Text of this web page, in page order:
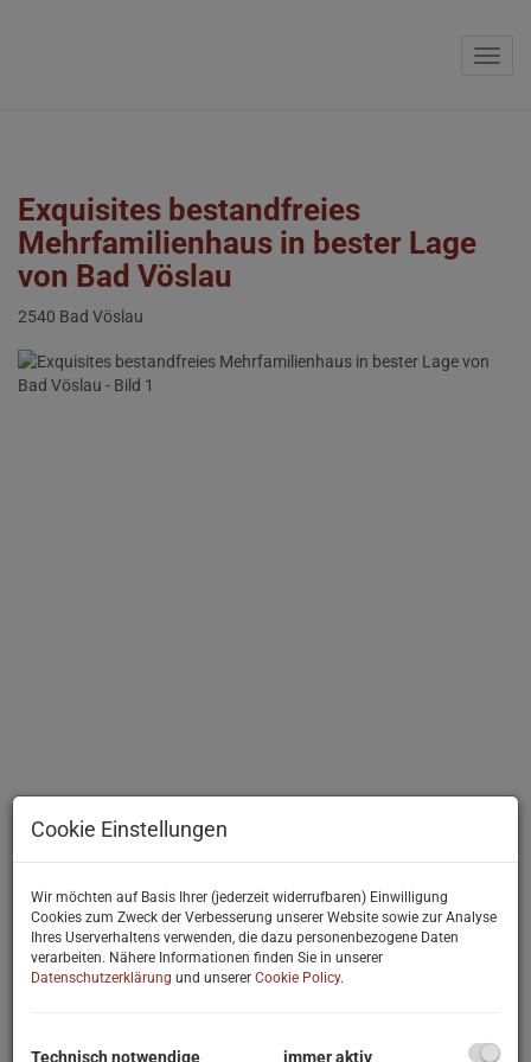
Exquisites bestandfreies
Mehrfamilienhaus in bester Lage
von Bad Vöslau
2540 Bad Vöslau
Beschreibung
Willkommen in Ihrem neuen Zuhause – einem beeindruckenden
432 m² (4 Wohneinheiten) bietet Ihnen nicht nur ausreichend Platz
Cookie Einstellungen
Wir möchten auf Basis Ihrer (jederzeit widerrufbaren) Einwilligung
Cookies zum Zweck der Verbesserung unserer Website sowie zur Analyse
Ihres Userverhaltens verwenden, die dazu personenbezogene Daten
verarbeiten. Nähere Informationen finden Sie in unserer
Datenschutzerklärung und unserer Cookie Policy.
Technisch notwendige
immer aktiv